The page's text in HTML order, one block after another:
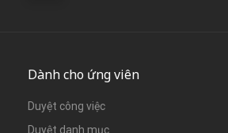
Dành cho ứng viên
Duyệt công việc
Duyệt danh mục